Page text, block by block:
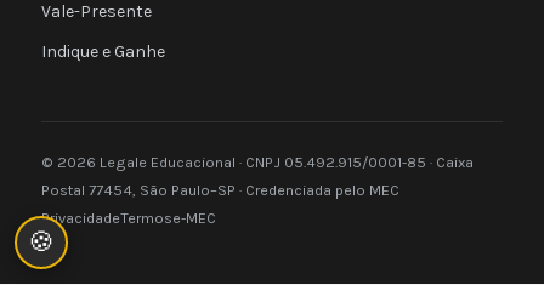
Vale-Presente
Indique e Ganhe
© 2026 Legale Educacional · CNPJ 05.492.915/0001-85 · Caixa
Postal 77454, São Paulo–SP · Credenciada pelo MEC
PrivacidadeTermose-MEC
🍪